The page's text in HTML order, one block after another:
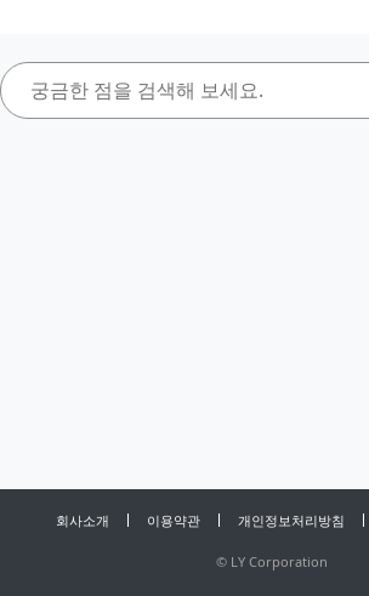
회사소개 이용약관 개인정보처리방침
© LY Corporation